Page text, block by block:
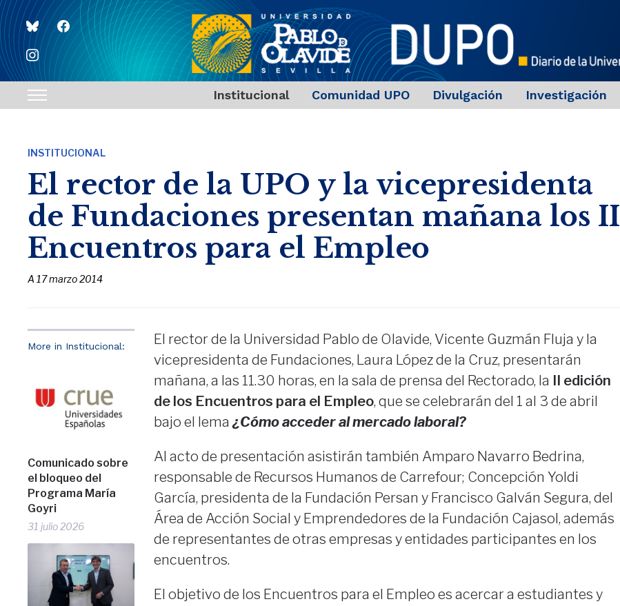
blueskyfacebook
instagram
Toggle
navigation
Institucional Comunidad UPO Divulgación Investigación
INSTITUCIONAL
El rector de la UPO y la vicepresidenta
de Fundaciones presentan mañana los II
Encuentros para el Empleo
A 17 marzo 2014
More in Institucional:
Comunicado sobre
el bloqueo del
Programa María
Goyri
31 julio 2026
El rector de la Universidad Pablo de Olavide, Vicente Guzmán Fluja y la
vicepresidenta de Fundaciones, Laura López de la Cruz, presentarán
mañana, a las 11.30 horas, en la sala de prensa del Rectorado, la II edición
de los Encuentros para el Empleo, que se celebrarán del 1 al 3 de abril
bajo el lema¿Cómo acceder al mercado laboral?
Al acto de presentación asistirán también Amparo Navarro Bedrina,
responsable de Recursos Humanos de Carrefour; Concepción Yoldi
García, presidenta de la Fundación Persan y Francisco Galván Segura, del
Área de Acción Social y Emprendedores de la Fundación Cajasol, además
de representantes de otras empresas y entidades participantes en los
encuentros.
El objetivo de los Encuentros para el Empleo es acercar a estudiantes y